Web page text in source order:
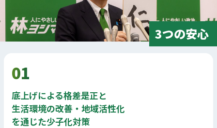
3つの安心
01
底上げによる格差是正と
生活環境の改善・地域活性化
を通じた少子化対策